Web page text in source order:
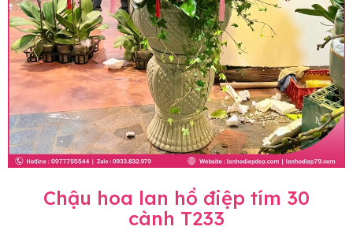
Chậu hoa lan hồ điệp tím 30
cành T233